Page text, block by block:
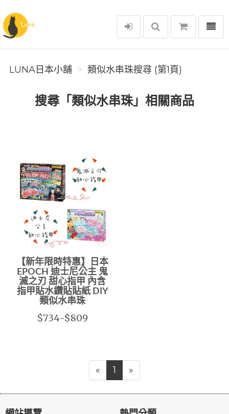
Luna日本小舖
選單
LUNA日本小舖 類似水串珠搜尋 (第1頁)
搜尋「類似水串珠」相關商品
【新年限時特惠】日本
EPOCH 迪士尼公主 鬼
滅之刃 甜心指甲 內含
指甲貼水鑽貼貼紙 DIY
類似水串珠
$734-$809
« 1 »